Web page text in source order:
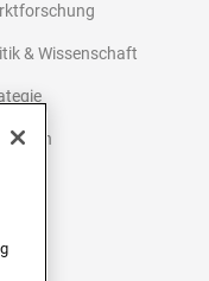
& Wissenschaft